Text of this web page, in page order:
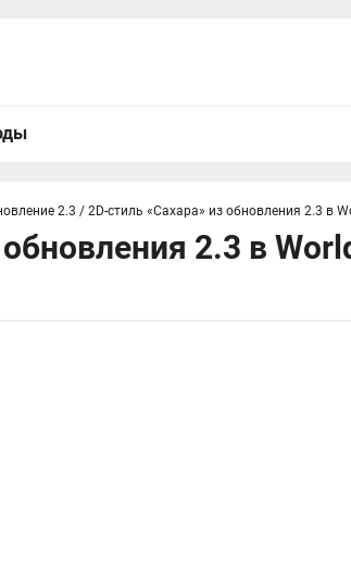
2.3 / 2D-стиль «Сахара» из обновления 2.3 в
2.3 в